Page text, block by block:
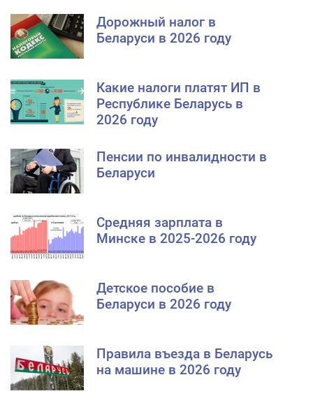
Дорожный налог в
Беларуси в 2026 году
Какие налоги платят ИП в
Республике Беларусь в
2026 году
Пенсии по инвалидности в
Беларуси
Средняя зарплата в
Минске в 2025-2026 году
Детское пособие в
Беларуси в 2026 году
Правила въезда в Беларусь
на машине в 2026 году